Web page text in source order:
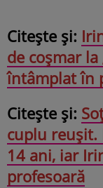
Citește și:
de coșmar la
întâmplat în
Citește și:
cuplu reușit.
14 ani, iar
profesoară